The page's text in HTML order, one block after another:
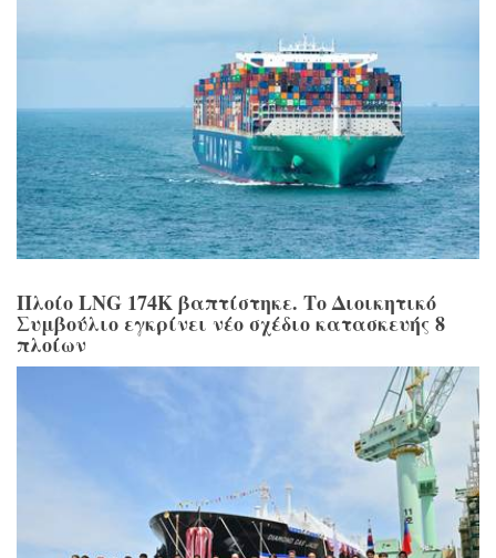
Πλοίο LNG 174K βαπτίστηκε. Το Διοικητικό
Συμβούλιο εγκρίνει νέο σχέδιο κατασκευής 8
πλοίων